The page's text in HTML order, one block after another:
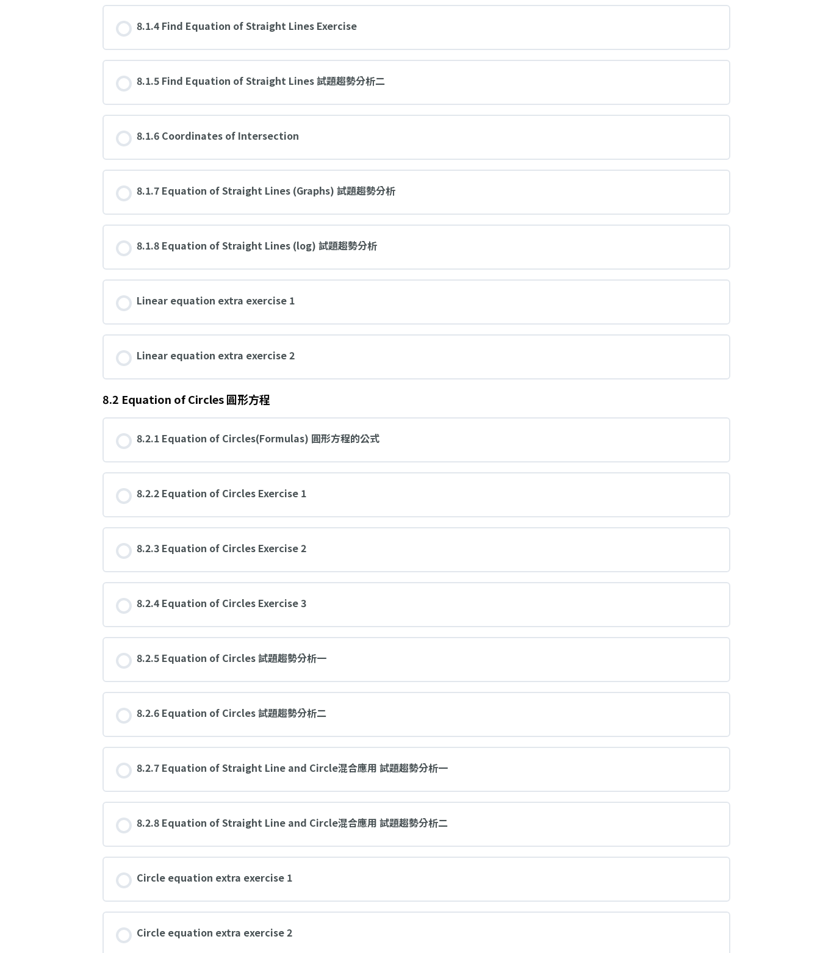
8.1.4 Find Equation of Straight Lines Exercise
8.1.5 Find Equation of Straight Lines 試題趨勢分析二
8.1.6 Coordinates of Intersection
8.1.7 Equation of Straight Lines (Graphs) 試題趨勢分析
8.1.8 Equation of Straight Lines (log) 試題趨勢分析
Linear equation extra exercise 1
Linear equation extra exercise 2
8.2 Equation of Circles 圓形方程
8.2.1 Equation of Circles(Formulas) 圓形方程的公式
8.2.2 Equation of Circles Exercise 1
8.2.3 Equation of Circles Exercise 2
8.2.4 Equation of Circles Exercise 3
8.2.5 Equation of Circles 試題趨勢分析一
8.2.6 Equation of Circles 試題趨勢分析二
8.2.7 Equation of Straight Line and Circle混合應用 試題趨勢分析一
8.2.8 Equation of Straight Line and Circle混合應用 試題趨勢分析二
Circle equation extra exercise 1
Circle equation extra exercise 2